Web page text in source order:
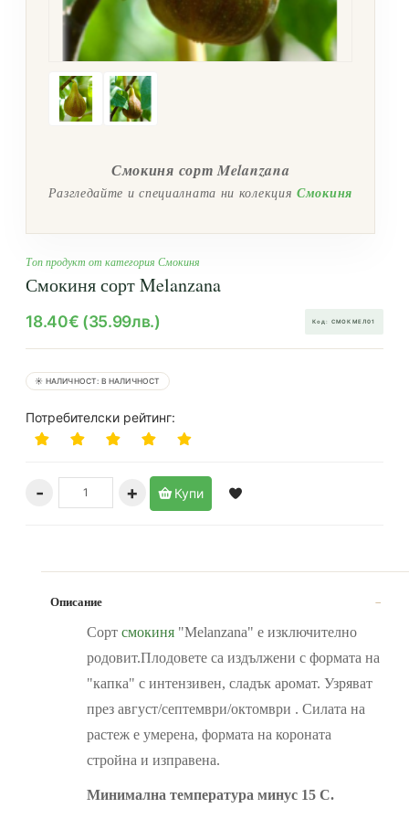
Смокиня сорт Melanzana
Разгледайте и специалната ни колекцияСмокиня
Топ продукт от категория Смокиня
Смокиня сорт Melanzana
18.40€ (35.99лв.) Код: СМОКМЕЛ01
☀️ НАЛИЧНОСТ: В НАЛИЧНОСТ
Потребителски рейтинг:
- + Купи
Описание
Сорт смокиня"Melanzana" е изключително
родовит.Плодовете са издължени с формата на
"капка" с интензивен, сладък аромат. Узряват
през август/септември/октомври . Силата на
растеж е умерена, формата на короната
стройна и изправена.
Минимална температура минус 15 С.